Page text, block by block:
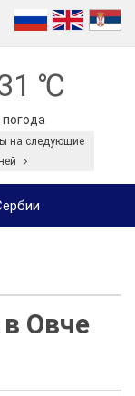
℃
на следующие
Овче